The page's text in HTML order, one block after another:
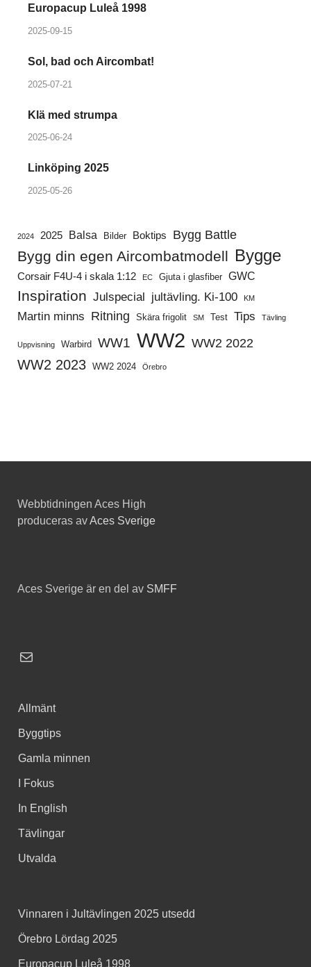
Europacup Luleå 1998
2025-09-15
Sol, bad och Aircombat!
2025-07-21
Klä med strumpa
2025-06-24
Linköping 2025
2025-05-26
2024 2025 Balsa Bilder Boktips Bygg Battle
Bygg din egen Aircombatmodell Bygge
Corsair F4U-4 i skala 1:12 EC Gjuta i glasfiber GWC
Inspiration Julspecial jultävling. Ki-100 KM
Martin minns Ritning Skära frigolit SM Test Tips Tävling
Uppvisning Warbird WW1 WW2 WW2 2022
WW2 2023 WW2 2024 Örebro
Webbtidningen Aces High
produceras avAces Sverige
Aces Sverige är en del av SMFF
Allmänt
Byggtips
Gamla minnen
I Fokus
In English
Tävlingar
Utvalda
Vinnaren i Jultävlingen 2025 utsedd
Örebro Lördag 2025
Europacup Luleå 1998